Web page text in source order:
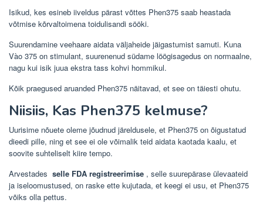
Isikud, kes esineb iiveldus pärast võttes Phen375 saab heastada
võtmise kõrvaltoimena toidulisandi sööki.
Suurendamine veehaare aidata väljaheide jäigastumist samuti. Kuna
Vào 375 on stimulant, suurenenud südame löögisagedus on normaalne,
nagu kui isik juua ekstra tass kohvi hommikul.
Kõik praegused aruanded Phen375 näitavad, et see on täiesti ohutu.
Niisiis, Kas Phen375 kelmuse?
Uurisime nõuete oleme jõudnud järeldusele, et Phen375 on õigustatud
dieedi pille, ning et see ei ole võimalik teid aidata kaotada kaalu, et
soovite suhteliselt kiire tempo.
Arvestades selle FDA registreerimise , selle suurepärase ülevaateid
ja iseloomustused, on raske ette kujutada, et keegi ei usu, et Phen375
võiks olla pettus.